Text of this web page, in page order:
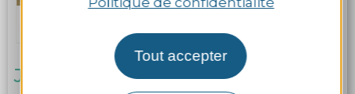
Tout accepter
Je pêche mon 1er poisson